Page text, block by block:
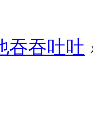
吞吞吐吐